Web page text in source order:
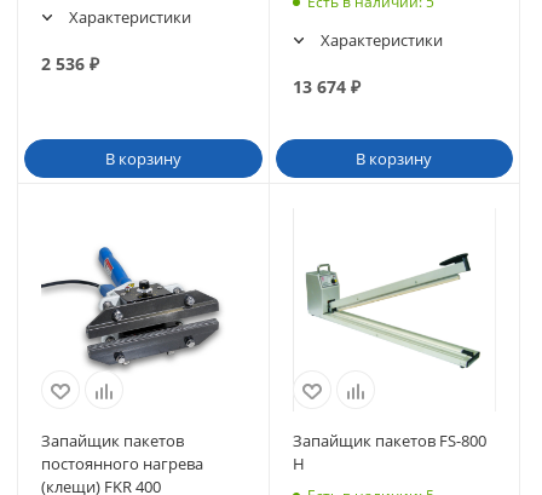
Характеристики
2 536 ₽
В корзину
Характеристики
13 674₽
В корзину
Запайщик пакетов
постоянного нагрева
(клещи) FKR 400
Запайщик пакетов FS-800
H